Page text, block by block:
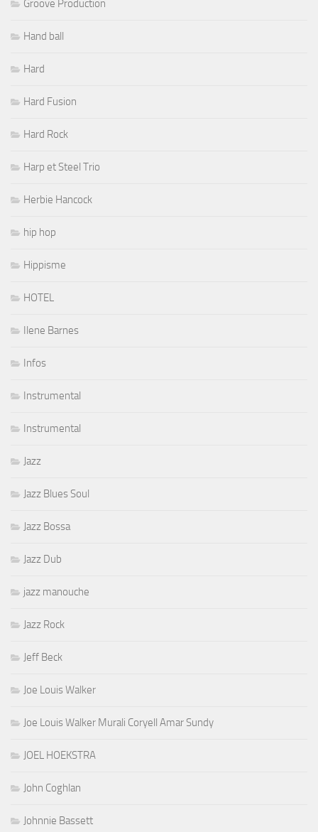
Groove Production
Hand ball
Hard
Hard Fusion
Hard Rock
Harp et Steel Trio
Herbie Hancock
hip hop
Hippisme
HOTEL
Ilene Barnes
Infos
Instrumental
Instrumental
Jazz
Jazz Blues Soul
Jazz Bossa
Jazz Dub
jazz manouche
Jazz Rock
Jeff Beck
Joe Louis Walker
Joe Louis Walker Murali Coryell Amar Sundy
JOEL HOEKSTRA
John Coghlan
Johnnie Bassett